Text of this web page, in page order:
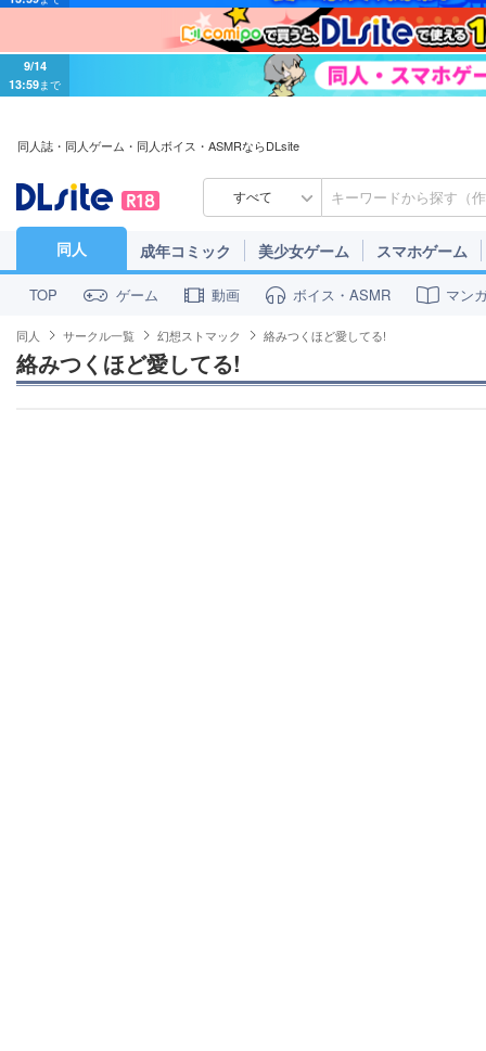
9/14
13:59まで
同人誌・同人ゲーム・同人ボイス・ASMRならDLsite
すべて
同人 成年コミック 美少女ゲーム スマホゲーム
TOP ゲーム 動画 ボイス・ASMR マン
同人 サークル一覧 幻想ストマック 絡みつくほど愛してる!
絡みつくほど愛してる!